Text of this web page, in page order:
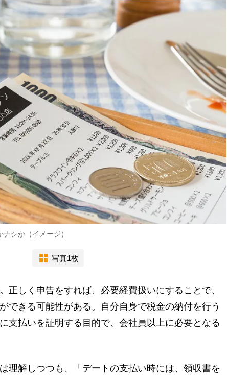
シか（イメージ）
写真1枚
しく申告をすれば、必要経費扱いにすることで、
できる可能性がある。自分自身で税金の納付を行う
支払いを証明する目的で、会社員以上に必要となる
理解しつつも、「デートの支払い時には、領収書を